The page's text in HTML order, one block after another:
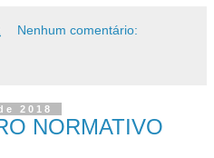
Nenhum comentário:
2018
NORMATIVO